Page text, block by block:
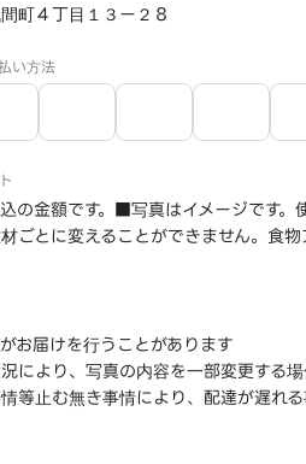
町４丁目１３ー２８
い方法
の金額です。■写真はイメージです。
ごとに変えることができません。食
お届けを行うことがあります
により、写真の内容を一部変更する場
等止む無き事情により、配達が遅れる